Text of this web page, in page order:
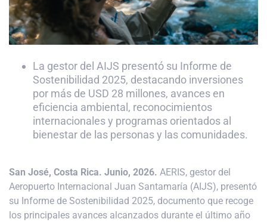
La gestor del AIJS presentó su Informe de
Sostenibilidad 2025, destacando inversiones
por más de USD 28 millones, avances en
eficiencia ambiental, reconocimientos
internacionales y programas orientados al
bienestar de las personas y las comunidades.
San José, Costa Rica. Junio, 2026. AERIS, gestor del
Aeropuerto Internacional Juan Santamaría (AIJS), presentó
su Informe de Sostenibilidad 2025, documento que recoge
los principales avances alcanzados durante el último año